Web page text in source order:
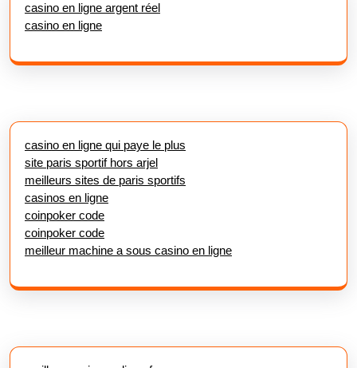
casino en ligne argent réel
casino en ligne
casino en ligne qui paye le plus
site paris sportif hors arjel
meilleurs sites de paris sportifs
casinos en ligne
coinpoker code
coinpoker code
meilleur machine a sous casino en ligne